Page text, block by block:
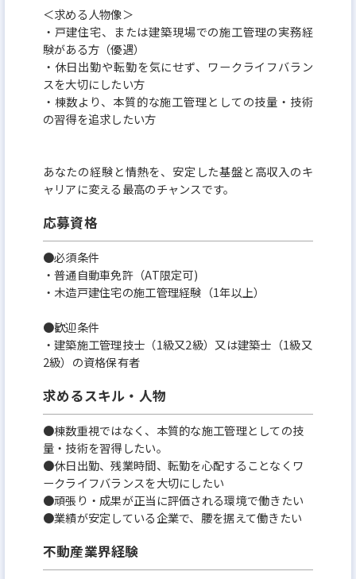
・残業代は全額支給（固定残業時間の35時間超過
＜求める人物像＞
・戸建住宅、または建築現場での施工管理の実務経
験がある方（優遇）
・休日出勤や転勤を気にせず、ワークライフバラン
スを大切にしたい方
・棟数より、本質的な施工管理としての技量・技術
の習得を追求したい方
あなたの経験と情熱を、安定した基盤と高収入のキ
ャリアに変える最高のチャンスです。
応募資格
●必須条件
・普通自動車免許（AT限定可)
・木造戸建住宅の施工管理経験（1年以上）
●歓迎条件
・建築施工管理技士（1級又2級）又は建築士（1級又
2級）の資格保有者
求めるスキル・人物
●棟数重視ではなく、本質的な施工管理としての技
量・技術を習得したい。
●休日出勤、残業時間、転勤を心配することなくワ
ークライフバランスを大切にしたい
●頑張り・成果が正当に評価される環境で働きたい
●業績が安定している企業で、腰を据えて働きたい
不動産業界経験